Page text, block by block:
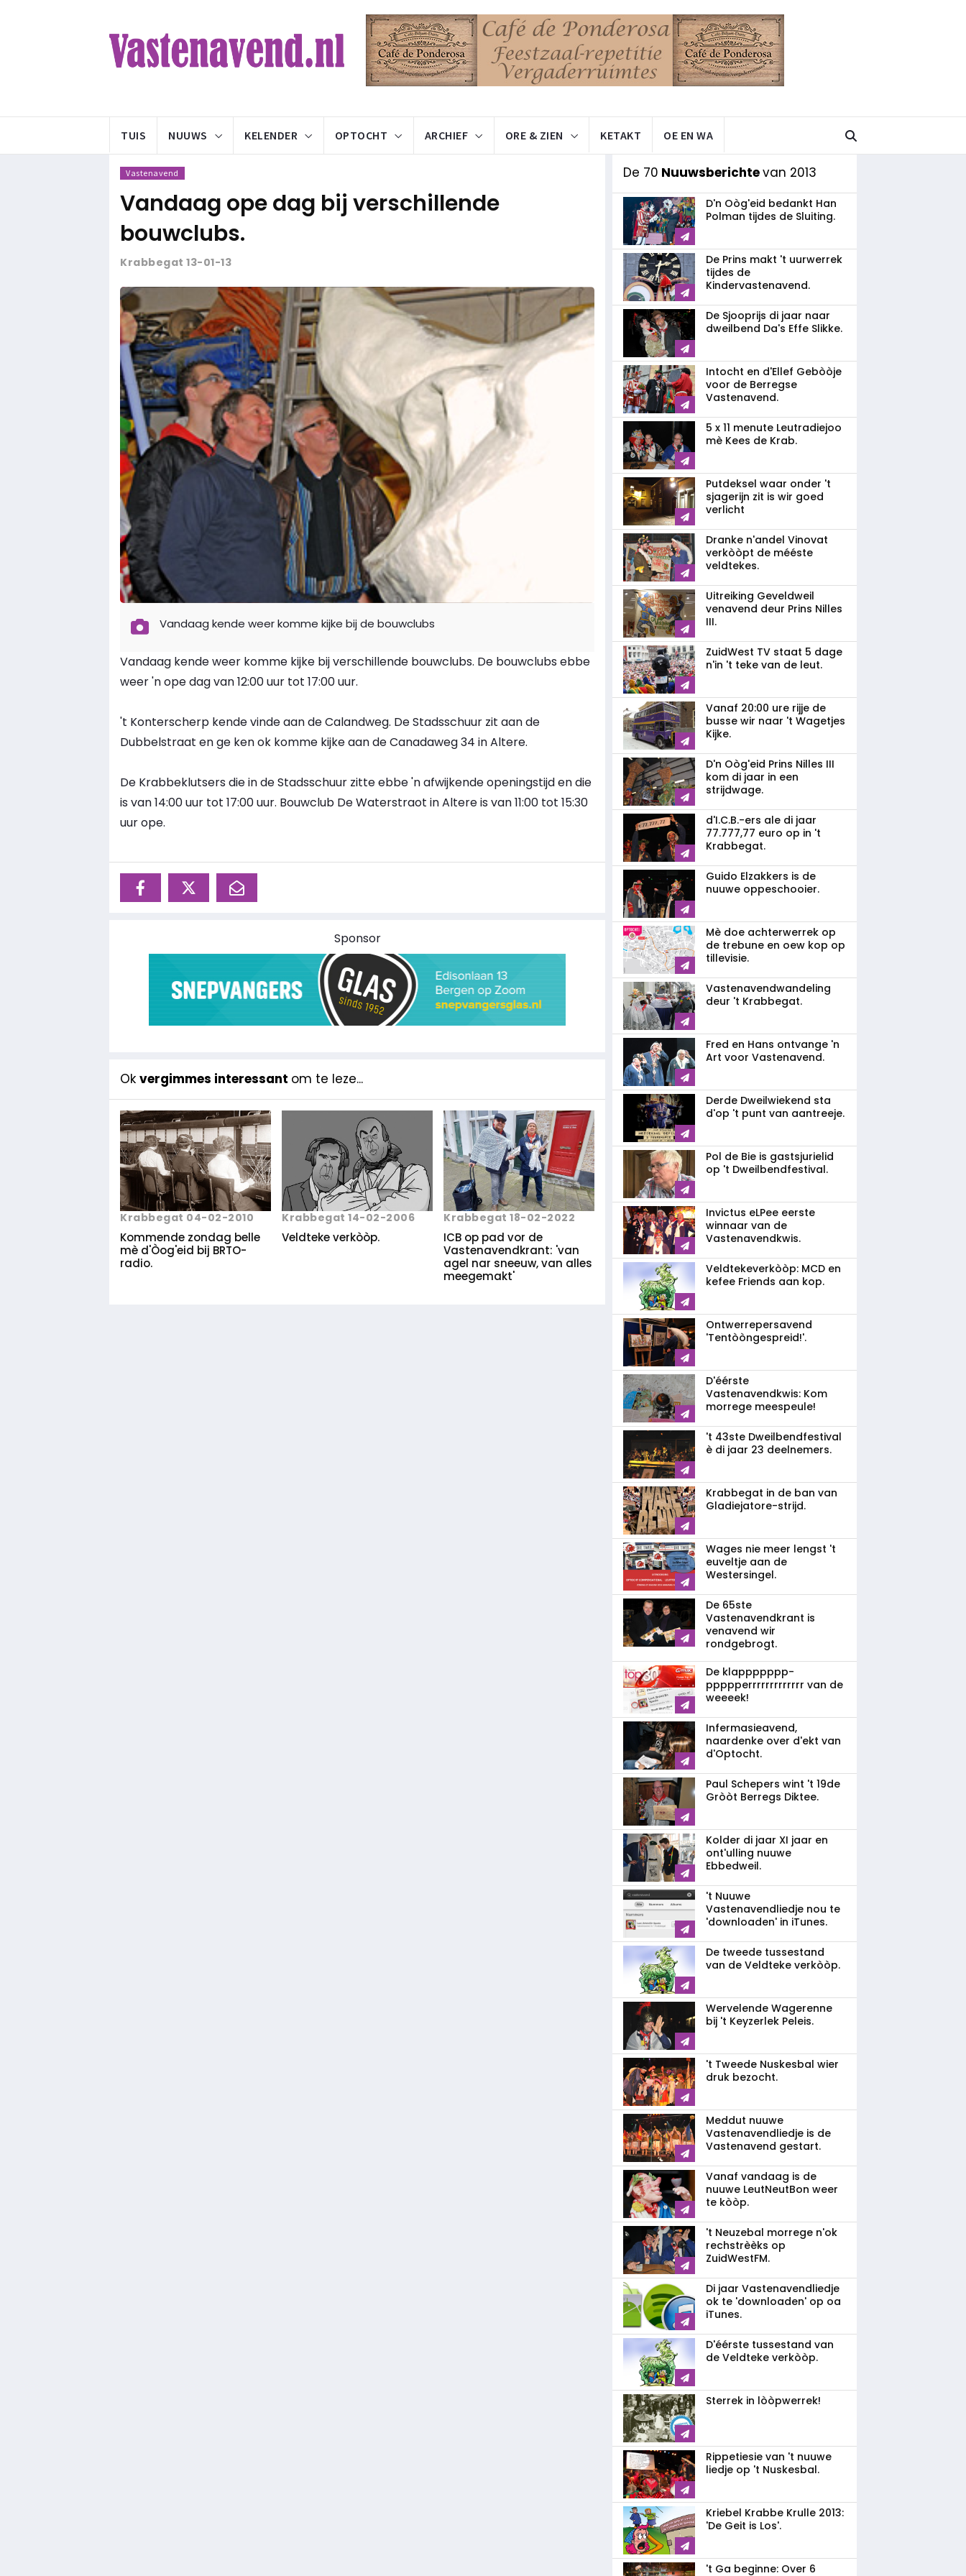
TUIS NUUWS KELENDER OPTOCHT ARCHIEF ORE & ZIEN KETAKT OE EN WA
Vastenavend
Vandaag ope dag bij verschillende
bouwclubs.
Krabbegat 13-01-13
Vandaag kende weer komme kijke bij de bouwclubs
Vandaag kende weer komme kijke bij verschillende bouwclubs. De bouwclubs ebbe
weer 'n ope dag van 12:00 uur tot 17:00 uur.
't Konterscherp kende vinde aan de Calandweg. De Stadsschuur zit aan de
Dubbelstraat en ge ken ok komme kijke aan de Canadaweg 34 in Altere.
De Krabbeklutsers die in de Stadsschuur zitte ebbe 'n afwijkende openingstijd en die
is van 14:00 uur tot 17:00 uur. Bouwclub De Waterstraot in Altere is van 11:00 tot 15:30
uur ope.
Sponsor
Ok vergimmes interessant om te leze...
Krabbegat 04-02-2010
Kommende zondag belle
mè d'Òog'eid bij BRTO-
radio.
Krabbegat 14-02-2006
Veldteke verkòòp.
Krabbegat 18-02-2022
ICB op pad vor de
Vastenavendkrant: 'van
agel nar sneeuw, van alles
meegemakt'
De 70 Nuuwsberichtevan 2013
D'n Oòg'eid bedankt Han
Polman tijdes de Sluiting.
De Prins makt 't uurwerrek
tijdes de
Kindervastenavend.
De Sjooprijs di jaar naar
dweilbend Da's Effe Slikke.
Intocht en d'Ellef Gebòòje
voor de Berregse
Vastenavend.
5 x 11 menute Leutradiejoo
mè Kees de Krab.
Putdeksel waar onder 't
sjagerijn zit is wir goed
verlicht
Dranke n'andel Vinovat
verkòòpt de mééste
veldtekes.
Uitreiking Geveldweil
venavend deur Prins Nilles
III.
ZuidWest TV staat 5 dage
n'in 't teke van de leut.
Vanaf 20:00 ure rijje de
busse wir naar 't Wagetjes
Kijke.
D'n Oòg'eid Prins Nilles III
kom di jaar in een
strijdwage.
d'I.C.B.-ers ale di jaar
77.777,77 euro op in 't
Krabbegat.
Guido Elzakkers is de
nuuwe oppeschooier.
Mè doe achterwerrek op
de trebune en oew kop op
tillevisie.
Vastenavendwandeling
deur 't Krabbegat.
Fred en Hans ontvange 'n
Art voor Vastenavend.
Derde Dweilwiekend sta
d'op 't punt van aantreeje.
Pol de Bie is gastsjurielid
op 't Dweilbendfestival.
Invictus eLPee eerste
winnaar van de
Vastenavendkwis.
Veldtekeverkòòp: MCD en
kefee Friends aan kop.
Ontwerrepersavend
'Tentòòngespreid!'.
D'éérste
Vastenavendkwis: Kom
morrege meespeule!
't 43ste Dweilbendfestival
è di jaar 23 deelnemers.
Krabbegat in de ban van
Gladiejatore-strijd.
Wages nie meer lengst 't
euveltje aan de
Westersingel.
De 65ste
Vastenavendkrant is
venavend wir
rondgebrogt.
De klappppppp­
ppppperrrrrrrrrrrrr van de
weeeek!
Infermasieavend,
naardenke over d'ekt van
d'Optocht.
Paul Schepers wint 't 19de
Gròòt Berregs Diktee.
Kolder di jaar XI jaar en
ont'ulling nuuwe
Ebbedweil.
't Nuuwe
Vastenavendliedje nou te
'downloaden' in iTunes.
De tweede tussestand
van de Veldteke verkòòp.
Wervelende Wagerenne
bij 't Keyzerlek Peleis.
't Tweede Nuskesbal wier
druk bezocht.
Meddut nuuwe
Vastenavendliedje is de
Vastenavend gestart.
Vanaf vandaag is de
nuuwe LeutNeutBon weer
te kòòp.
't Neuzebal morrege n'ok
rechstrèèks op
ZuidWestFM.
Di jaar Vastenavendliedje
ok te 'downloaden' op oa
iTunes.
D'éérste tussestand van
de Veldteke verkòòp.
Sterrek in lòòpwerrek!
Rippetiesie van 't nuuwe
liedje op 't Nuskesbal.
Kriebel Krabbe Krulle 2013:
'De Geit is Los'.
't Ga beginne: Over 6